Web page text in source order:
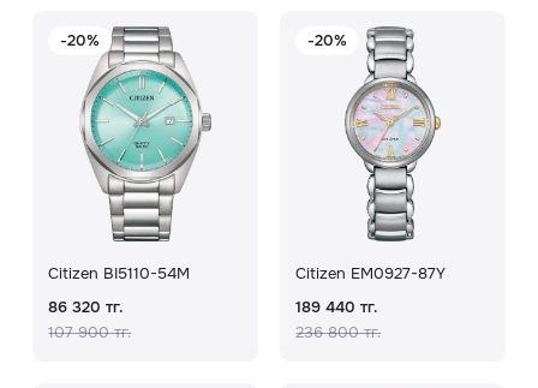
-20%
Citizen BI5110-54M
86 320 тг.
107 900 тг.
-20%
Citizen EM0927-87Y
189 440 тг.
236 800 тг.